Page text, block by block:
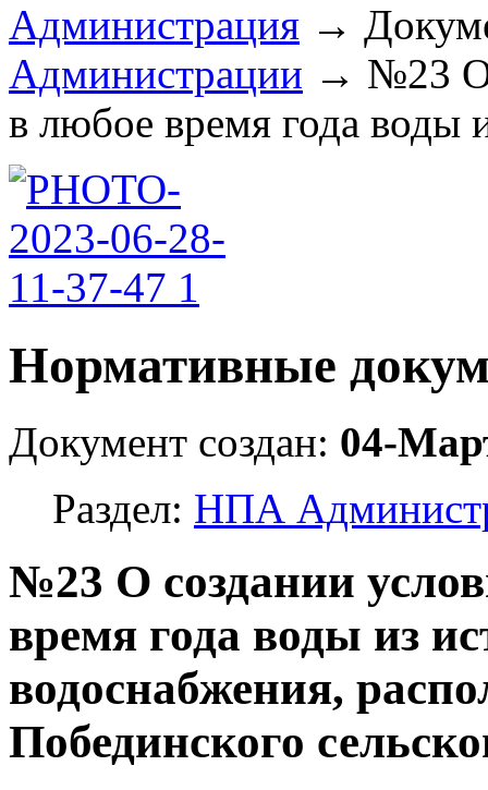
Администрация →
Администрации → №23 О
в любое время года воды
Нормативные
Документ создан: 04-
Раздел: НПА
№23 О создании
время года воды из
водоснабжения,
Побединского